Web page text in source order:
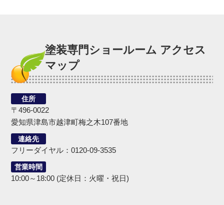
塗装専門ショールーム アクセス
マップ
住所
〒496-0022
愛知県津島市越津町梅之木107番地
連絡先
フリーダイヤル：0120-09-3535
営業時間
10:00～18:00 (定休日：火曜・祝日)